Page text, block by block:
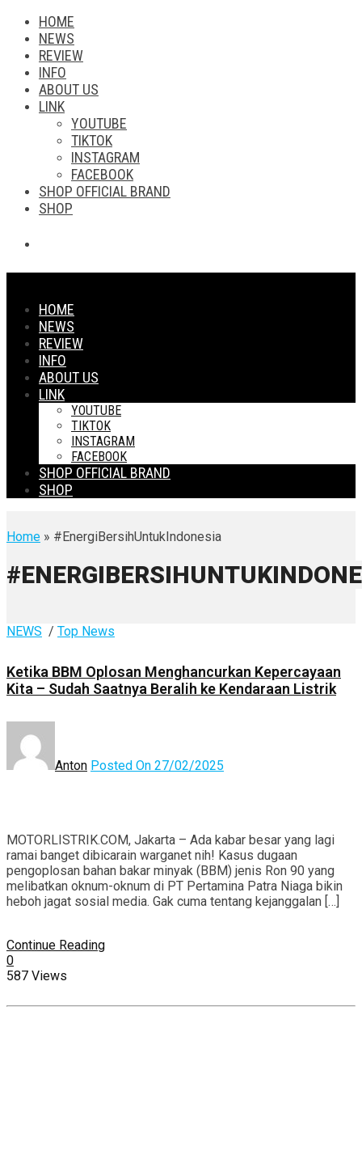
HOME
NEWS
REVIEW
INFO
ABOUT US
LINK
YOUTUBE
TIKTOK
INSTAGRAM
FACEBOOK
SHOP OFFICIAL BRAND
SHOP
HOME
NEWS
REVIEW
INFO
ABOUT US
LINK
YOUTUBE
TIKTOK
INSTAGRAM
FACEBOOK
SHOP OFFICIAL BRAND
SHOP
Home » #EnergiBersihUntukIndonesia
NEWS / Top News
Ketika BBM Oplosan Menghancurkan Kepercayaan
Kita – Sudah Saatnya Beralih ke Kendaraan Listrik
Anton Posted On 27/02/2025
MOTORLISTRIK.COM, Jakarta – Ada kabar besar yang lagi
ramai banget dibicarain warganet nih! Kasus dugaan
pengoplosan bahan bakar minyak (BBM) jenis Ron 90 yang
melibatkan oknum-oknum di PT Pertamina Patra Niaga bikin
heboh jagat sosial media. Gak cuma tentang kejanggalan […]
Continue Reading
0
587 Views